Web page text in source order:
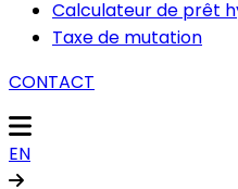
Calculateur de prêt
Taxe de mutation
CONTACT
EN